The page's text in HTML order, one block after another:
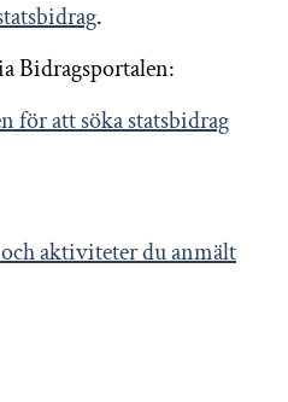
.
Bidragsportalen:
för att söka statsbidrag
aktiviteter du anmält